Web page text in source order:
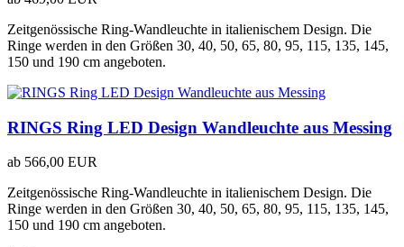
Zeitgenössische Ring-Wandleuchte in italienischem Design. Die
Ringe werden in den Größen 30, 40, 50, 65, 80, 95, 115, 135, 145,
150 und 190 cm angeboten.
RINGS Ring LED Design Wandleuchte aus Messing
ab 566,00 EUR
Zeitgenössische Ring-Wandleuchte in italienischem Design. Die
Ringe werden in den Größen 30, 40, 50, 65, 80, 95, 115, 135, 145,
150 und 190 cm angeboten.